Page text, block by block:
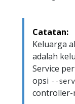
Catatan:
Keluarga
adalah
Service
opsi --
controller-